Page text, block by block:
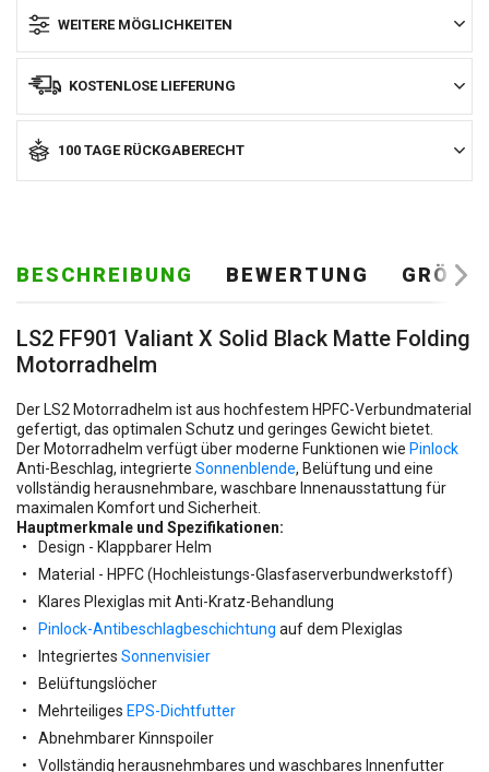
WEITERE MÖGLICHKEITEN
KOSTENLOSE LIEFERUNG
100 TAGE RÜCKGABERECHT
BESCHREIBUNG BEWERTUNG
LS2 FF901 Valiant X Solid Black Matte Folding
Motorradhelm
Der LS2 Motorradhelm ist aus hochfestem HPFC-Verbundmaterial
gefertigt, das optimalen Schutz und geringes Gewicht bietet.
Der Motorradhelm verfügt über moderne Funktionen wie Pinlock
Anti-Beschlag, integrierte Sonnenblende, Belüftung und eine
vollständig herausnehmbare, waschbare Innenausstattung für
maximalen Komfort und Sicherheit.
Hauptmerkmale und Spezifikationen:
Design - Klappbarer Helm
Material - HPFC (Hochleistungs-Glasfaserverbundwerkstoff)
Klares Plexiglas mit Anti-Kratz-Behandlung
Pinlock-Antibeschlagbeschichtung auf dem Plexiglas
Integriertes Sonnenvisier
Belüftungslöcher
Mehrteiliges EPS-Dichtfutter
Abnehmbarer Kinnspoiler
Vollständig herausnehmbares und waschbares Innenfutter